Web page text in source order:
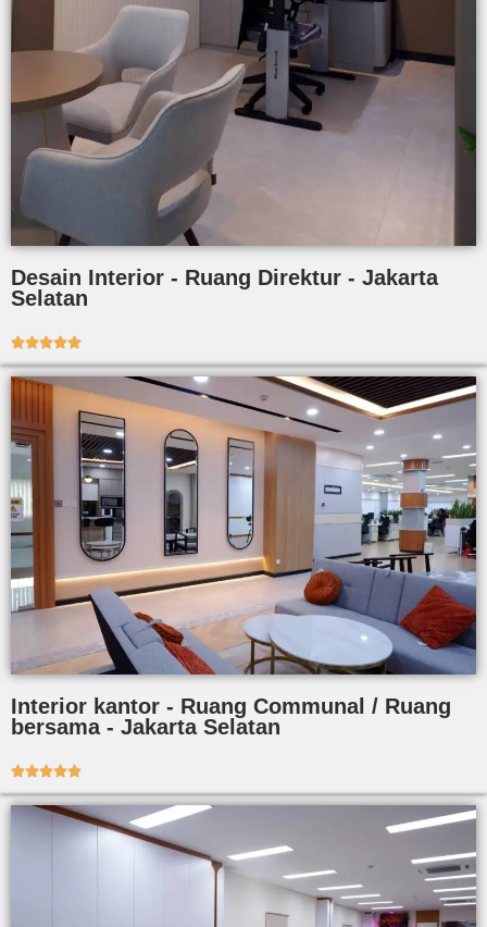
Desain Interior - Ruang Direktur - Jakarta
Selatan

Interior kantor - Ruang Communal / Ruang
bersama - Jakarta Selatan
